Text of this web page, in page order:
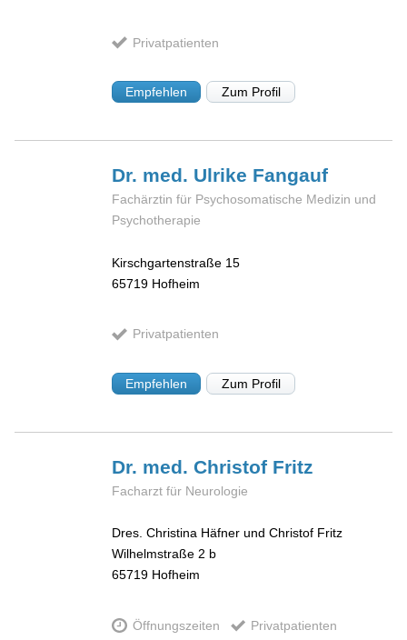
Privatpatienten
Empfehlen Zum Profil
Dr. med. Ulrike Fangauf
Fachärztin für Psychosomatische Medizin und
Psychotherapie
Kirschgartenstraße 15
65719 Hofheim
Privatpatienten
Empfehlen Zum Profil
Dr. med. Christof Fritz
Facharzt für Neurologie
Dres. Christina Häfner und Christof Fritz
Wilhelmstraße 2 b
65719 Hofheim
Öffnungszeiten Privatpatienten